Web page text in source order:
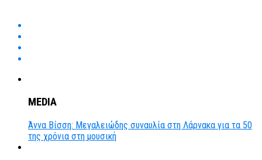
MEDIA
Άννα Βίσση: Μεγαλειώδης συναυλία στη Λάρνακα για τα 50
της χρόνια στη μουσική